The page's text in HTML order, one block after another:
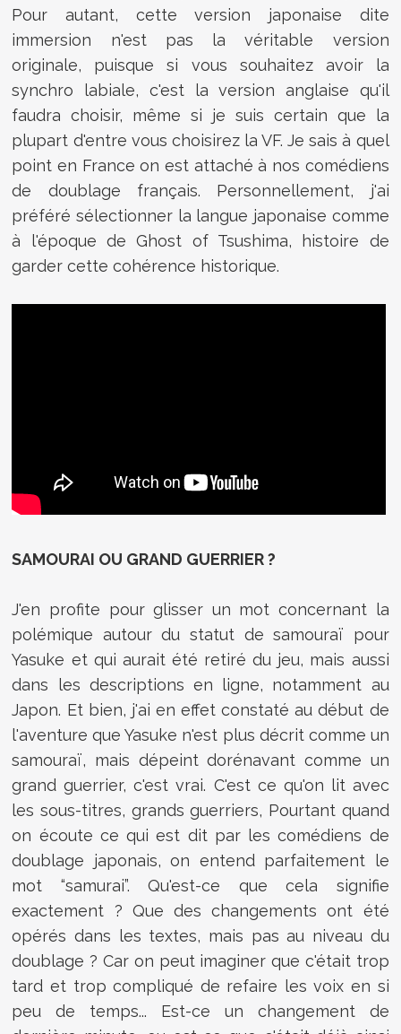
Pour autant, cette version japonaise dite
immersion n'est pas la véritable version
originale, puisque si vous souhaitez avoir la
synchro labiale, c'est la version anglaise qu'il
faudra choisir, même si je suis certain que la
plupart d'entre vous choisirez la VF. Je sais à quel
point en France on est attaché à nos comédiens
de doublage français. Personnellement, j'ai
préféré sélectionner la langue japonaise comme
à l'époque de Ghost of Tsushima, histoire de
garder cette cohérence historique.
SAMOURAI OU GRAND GUERRIER ?
J'en profite pour glisser un mot concernant la
polémique autour du statut de samouraï pour
Yasuke et qui aurait été retiré du jeu, mais aussi
dans les descriptions en ligne, notamment au
Japon. Et bien, j'ai en effet constaté au début de
l'aventure que Yasuke n'est plus décrit comme un
samouraï, mais dépeint dorénavant comme un
grand guerrier, c'est vrai. C'est ce qu'on lit avec
les sous-titres, grands guerriers, Pourtant quand
on écoute ce qui est dit par les comédiens de
doublage japonais, on entend parfaitement le
mot “samurai”. Qu'est-ce que cela signifie
exactement ? Que des changements ont été
opérés dans les textes, mais pas au niveau du
doublage ? Car on peut imaginer que c'était trop
tard et trop compliqué de refaire les voix en si
peu de temps... Est-ce un changement de